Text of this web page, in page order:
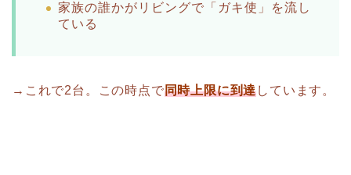
家族の誰かがリビングで「ガキ使」を流し
ている
→これで2台。この時点で同時上限に到達しています。